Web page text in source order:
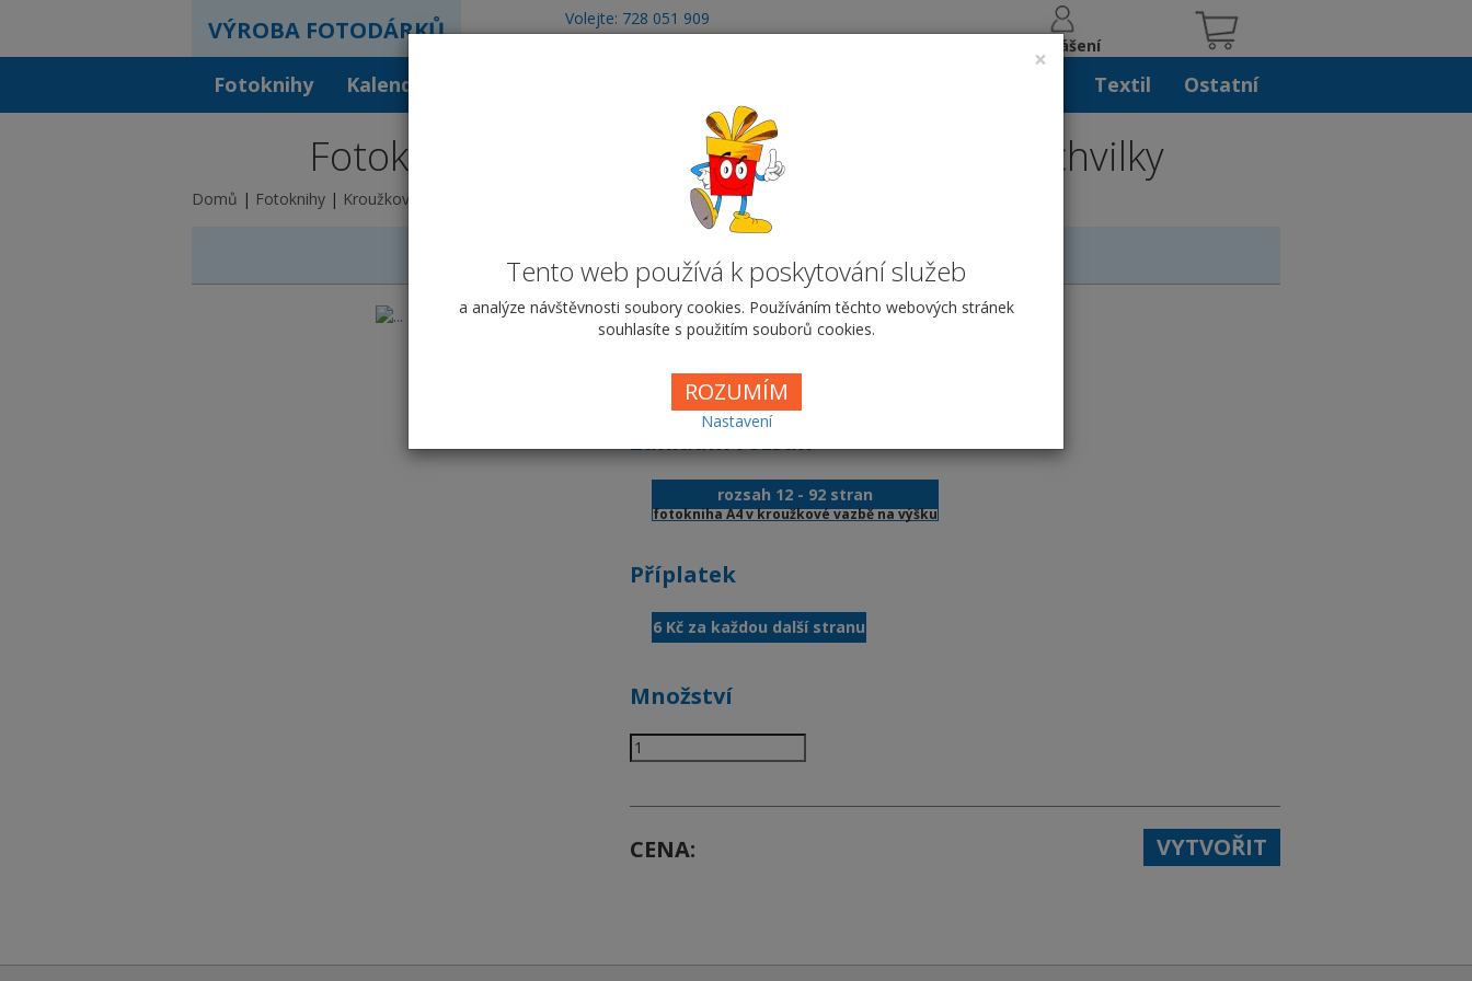
×
Tento web používá k poskytování služeb
a analýze návštěvnosti soubory cookies. Používáním těchto webových stránek
souhlasíte s použitím souborů cookies.
ROZUMÍM
Nastavení
VÝROBA FOTODÁRKŮ
Volejte: 728 051 909
obchod@vyrobafotodarku.cz
Přihlášení
Fotoknihy Kalendáře Textil Ostatní
Fotokniha kroužková A4 - na výšku - Zlaté chvilky
Domů Fotoknihy Kroužková vazba
Parametry fotoknihy
Zlaté chvilky
Cena od 199,00 Kč
Základní rozsah
rozsah 12 - 92 stran
fotokniha A4 v kroužkové vazbě na výšku
Příplatek
6 Kč za každou další stranu
Množství
CENA VYTVOŘIT